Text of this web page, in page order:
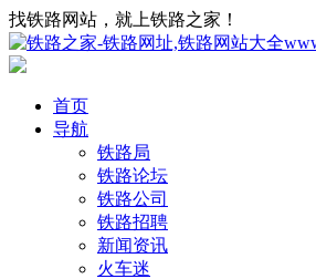
找铁路网站，就上铁路之家！
首页
导航
铁路局
铁路论坛
铁路公司
铁路招聘
新闻资讯
火车迷